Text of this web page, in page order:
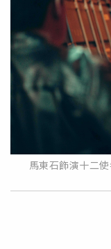
馬東石飾演十二